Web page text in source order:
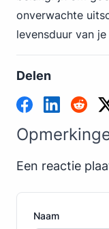
onverwachte
levensduur van
Delen
Een reactie
Naam